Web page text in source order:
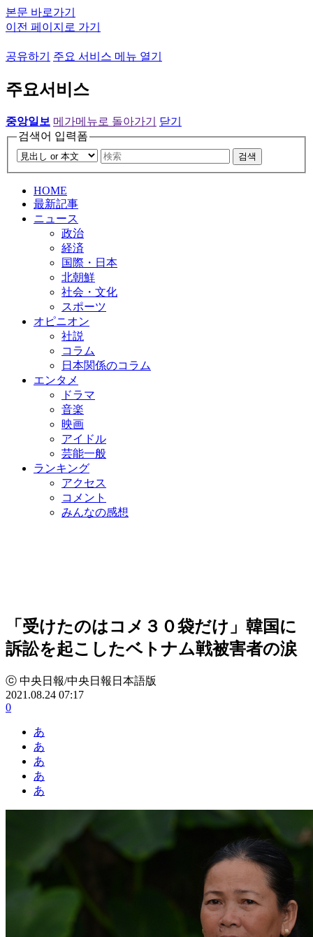
본문 바로가기
이전 페이지로 가기
공유하기 주요 서비스 메뉴 열기
주요서비스
중앙일보 메가메뉴로 돌아가기
닫기
검색어 입력폼
검색
HOME
最新記事
ニュース
政治
経済
国際・日本
北朝鮮
社会・文化
スポーツ
オピニオン
社説
コラム
日本関係のコラム
エンタメ
ドラマ
音楽
映画
アイドル
芸能一般
ランキング
アクセス
コメント
みんなの感想
「受けたのはコメ３０袋だけ」韓国に
訴訟を起こしたベトナム戦被害者の涙
ⓒ 中央日報/中央日報日本語版
2021.08.24 07:17
0
あ
あ
あ
あ
あ